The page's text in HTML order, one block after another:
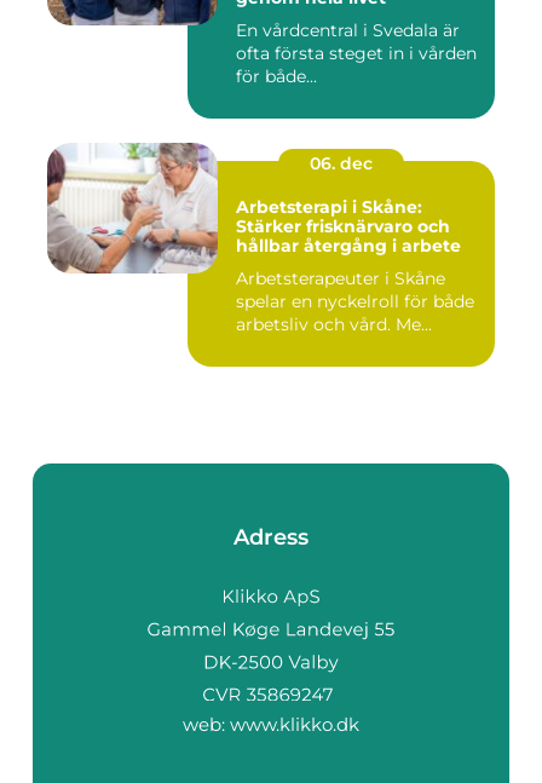
En vårdcentral i Svedala är
ofta första steget in i vården
för både...
06. dec
Arbetsterapi i Skåne:
Stärker frisknärvaro och
hållbar återgång i arbete
Arbetsterapeuter i Skåne
spelar en nyckelroll för både
arbetsliv och vård. Me...
Adress
web: www.klikko.dk